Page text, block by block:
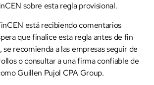
sobre esta regla provisional.
está recibiendo comentarios
que finalice esta regla antes de fin
se recomienda a las empresas seguir de
o consultar a una firma confiable de
Guillen Pujol CPA Group.